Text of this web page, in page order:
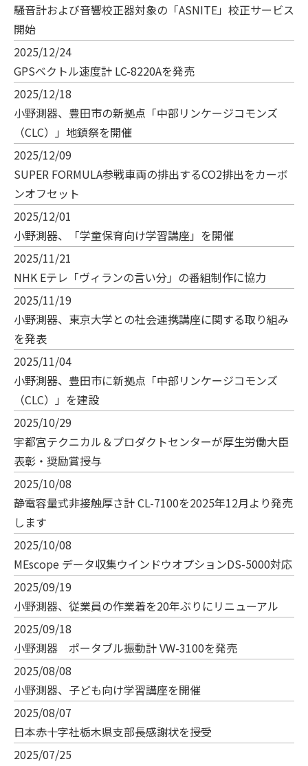
騒音計および音響校正器対象の「ASNITE」校正サービス
開始
2025/12/24
GPSベクトル速度計 LC-8220Aを発売
2025/12/18
小野測器、豊田市の新拠点「中部リンケージコモンズ
（CLC）」地鎮祭を開催
2025/12/09
SUPER FORMULA参戦車両の排出するCO2排出をカーボ
ンオフセット
2025/12/01
小野測器、「学童保育向け学習講座」を開催
2025/11/21
NHK Eテレ「ヴィランの言い分」の番組制作に協力
2025/11/19
小野測器、東京大学との社会連携講座に関する取り組み
を発表
2025/11/04
小野測器、豊田市に新拠点「中部リンケージコモンズ
（CLC）」を建設
2025/10/29
宇都宮テクニカル＆プロダクトセンターが厚生労働大臣
表彰・奨励賞授与
2025/10/08
静電容量式非接触厚さ計 CL-7100を2025年12月より発売
します
2025/10/08
MEscope データ収集ウインドウオプションDS-5000対応
2025/09/19
小野測器、従業員の作業着を20年ぶりにリニューアル
2025/09/18
小野測器 ポータブル振動計 VW-3100を発売
2025/08/08
小野測器、子ども向け学習講座を開催
2025/08/07
日本赤十字社栃木県支部長感謝状を授受
2025/07/25